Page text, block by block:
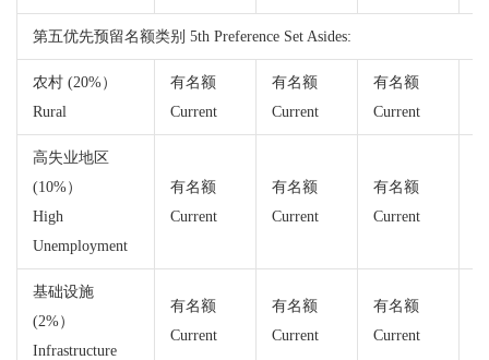
第五优先预留名额类别 5th Preference Set Asides:
农村 (20%）
Rural
有名额
Current
有名额
Current
有名额
Current
高失业地区
(10%）
High
Unemployment
有名额
Current
有名额
Current
有名额
Current
基础设施
(2%）
Infrastructure
有名额
Current
有名额
Current
有名额
Current